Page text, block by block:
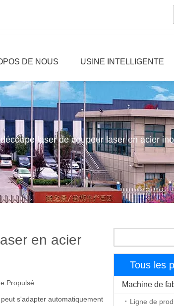
DE NOUS USINE INTELLIGENTE
laser de coupeur laser en acier
en acier
Propulsé
s'adapter automatiquement
Tous les
Ligne de